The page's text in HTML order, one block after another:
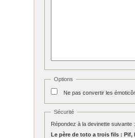
Options
Ne pas convertir les
Sécurité
Répondez à la devinette suivante :
Le père de toto a trois fils : Pif,